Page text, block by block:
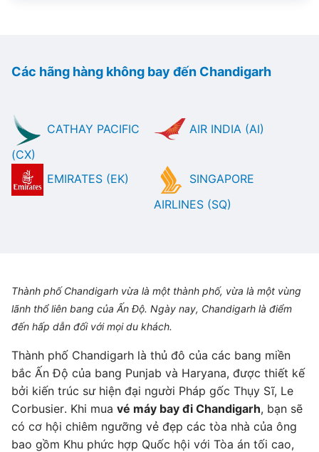
Các hãng hàng không bay đến Chandigarh
CATHAY PACIFIC
(CX)
AIR INDIA (AI)
EMIRATES (EK)
SINGAPORE
AIRLINES (SQ)
Thành phố Chandigarh vừa là một thành phố, vừa là một vùng
lãnh thổ liên bang của Ấn Độ. Ngày nay, Chandigarh là điểm
đến hấp dẫn đối với mọi du khách.
Thành phố Chandigarh là thủ đô của các bang miền
bắc Ấn Độ của bang Punjab và Haryana, được thiết kế
bởi kiến trúc sư hiện đại người Pháp gốc Thụy Sĩ, Le
Corbusier. Khi mua vé máy bay đi Chandigarh, bạn sẽ
có cơ hội chiêm ngưỡng vẻ đẹp các tòa nhà của ông
bao gồm Khu phức hợp Quốc hội với Tòa án tối cao,